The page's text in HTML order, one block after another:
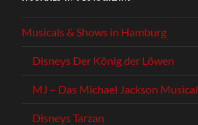
Musicals & Shows in Hamburg
Disneys Der König der Löwen
MJ – Das Michael Jackson Musical
Disneys Tarzan